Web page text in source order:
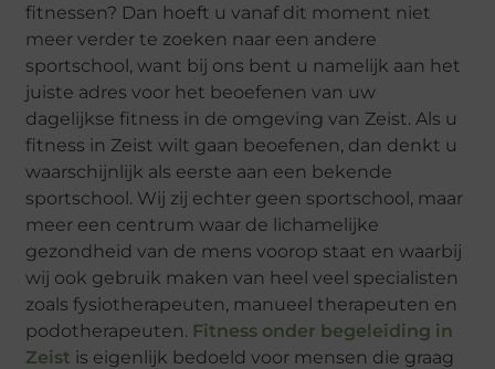
fitnessen? Dan hoeft u vanaf dit moment niet
meer verder te zoeken naar een andere
sportschool, want bij ons bent u namelijk aan het
juiste adres voor het beoefenen van uw
dagelijkse fitness in de omgeving van Zeist. Als u
fitness in Zeist wilt gaan beoefenen, dan denkt u
waarschijnlijk als eerste aan een bekende
sportschool. Wij zij echter geen sportschool, maar
meer een centrum waar de lichamelijke
gezondheid van de mens voorop staat en waarbij
wij ook gebruik maken van heel veel specialisten
zoals fysiotherapeuten, manueel therapeuten en
podotherapeuten. Fitness onder begeleiding in
Zeist is eigenlijk bedoeld voor mensen die graag